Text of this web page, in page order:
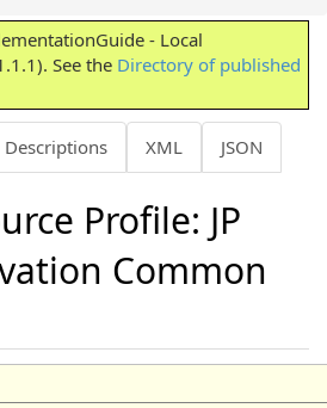
- Local
See the Directory of published
Descriptions XML JSON
Profile: JP
Common